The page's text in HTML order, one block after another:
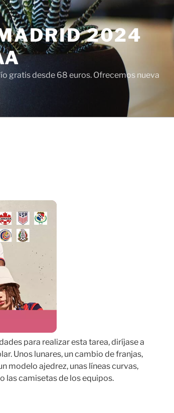
2024
gratis desde 68 euros. Ofrecemos nueva
para realizar esta tarea, diríjase a
Unos lunares, un cambio de franjas,
modelo ajedrez, unas líneas curvas,
las camisetas de los equipos.